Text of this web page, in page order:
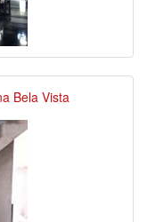
Bela Vista